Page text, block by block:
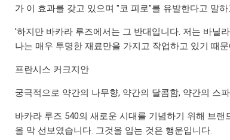
가 이 효과를 갖고 있으며 "코 피로"를 유발한다고 말하
'하지만 바카라 루즈에서는 그 반대입니다. 저는 바닐
나는 매우 투명한 재료만을 가지고 작업하고 있기 때
프란시스 커크지안
궁극적으로 약간의 나무향, 약간의 달콤함, 약간의 스
바카라 루즈 540의 새로운 시대를 기념하기 위해 브
을 막 선보였습니다. 그것을 입는 것은 행운입니다.